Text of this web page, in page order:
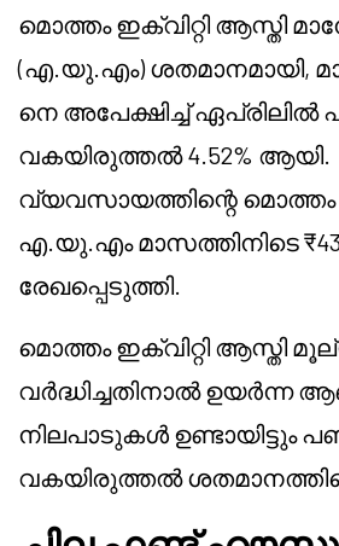
മൊത്തം ഇക്വിറ്റി ആസ്തി
(എ.യു.എം) ശതമാനമായി,
നെ അപേക്ഷിച്ച് ഏപ്രിലിൽ
വകയിരുത്തൽ 4.52% ആയി.
വ്യവസായത്തിന്റെ മൊത്തം
എ.യു.എം മാസത്തിനിടെ
രേഖപ്പെടുത്തി.
മൊത്തം ഇക്വിറ്റി ആസ്തി
വർദ്ധിച്ചതിനാൽ
നിലപാടുകൾ ഉണ്ടായിട്ടും
വകയിരുത്തൽ